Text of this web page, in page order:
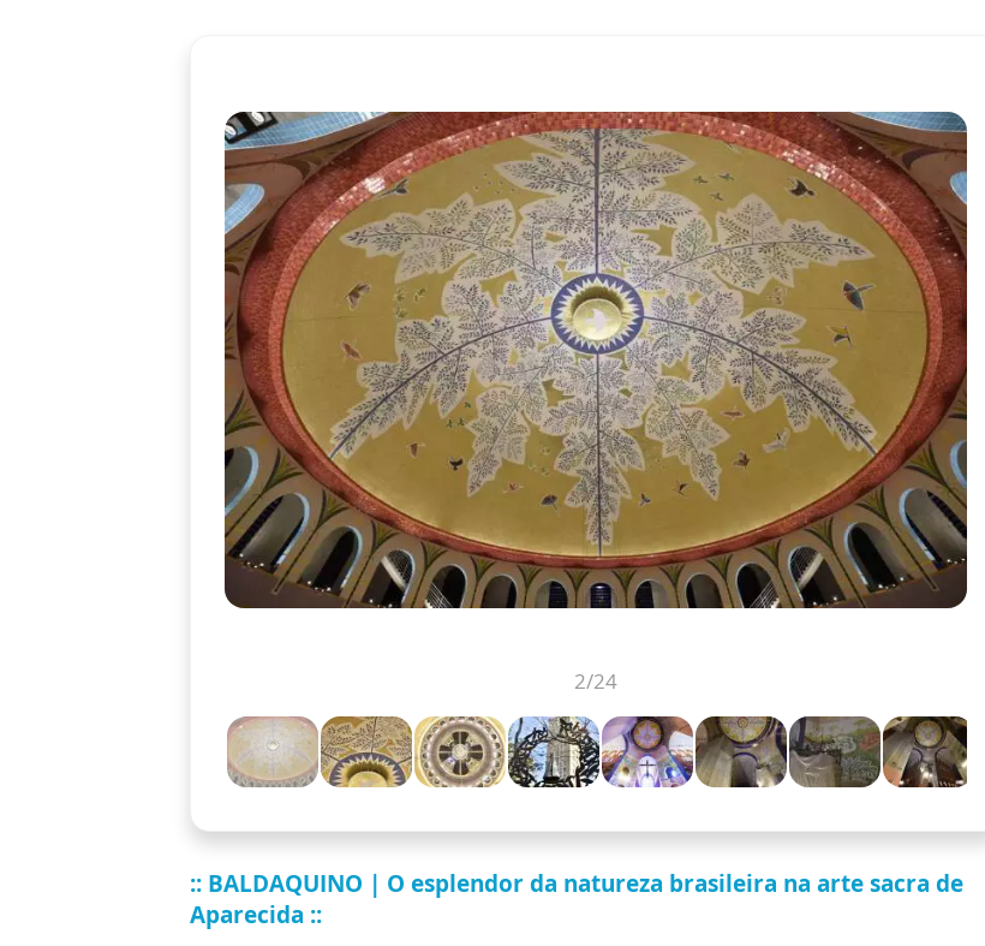
3/24
:: BALDAQUINO | O esplendor da natureza brasileira na arte sacra de
Aparecida ::